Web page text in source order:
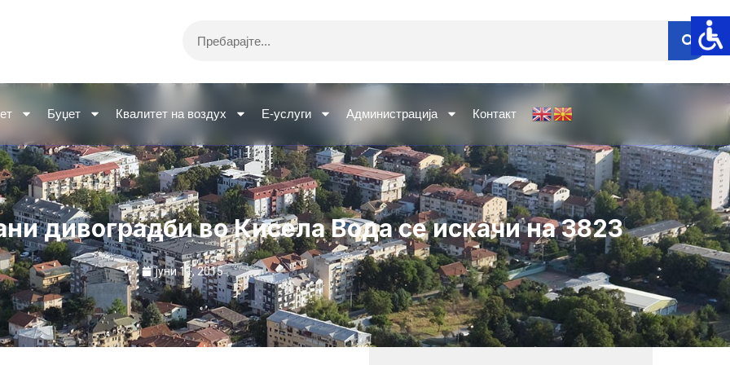
Буџет Квалитет на воздух Е-услуги Администрација Контакт
дивоградби во Кисела Вода се искачи на 3823
јуни 11, 2015